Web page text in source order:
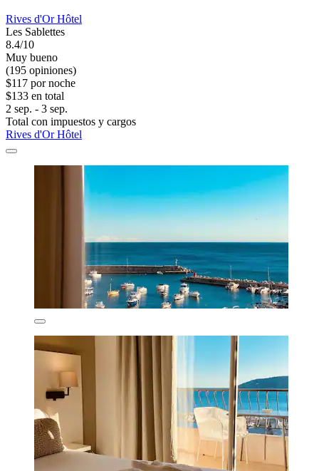
Rives d'Or Hôtel
Les Sablettes
8.4/10
Muy bueno
(195 opiniones)
$117 por noche
$133 en total
2 sep. - 3 sep.
Total con impuestos y cargos
Rives d'Or Hôtel